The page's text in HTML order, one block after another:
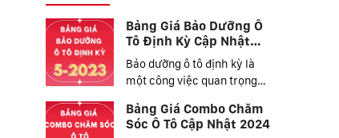
Bảng Giá Bảo Dưỡng Ô
Tô Định Kỳ Cập Nhật
2024
Bảo dưỡng ô tô định kỳ là
một công việc quan trọng
Bảng Giá Combo Chăm
Sóc Ô Tô Cập Nhật 2024